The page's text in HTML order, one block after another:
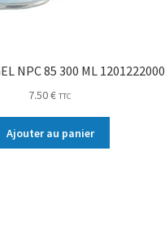
NPC 85 300 ML 1201222000
7.50€ TTC
Ajouter au panier